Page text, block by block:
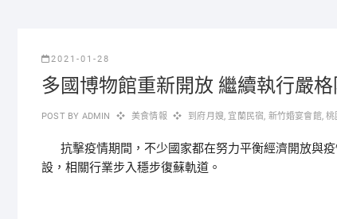
2021-01-28
多國博物館重新開放 繼續執行嚴
POST BY ADMIN 美食情報 到府月嫂, 宜蘭民宿, 新竹婚宴會館,桃
抗擊疫情期間，不少國家都在努力平衡經濟開放與
設，相關行業步入穩步復蘇軌道。